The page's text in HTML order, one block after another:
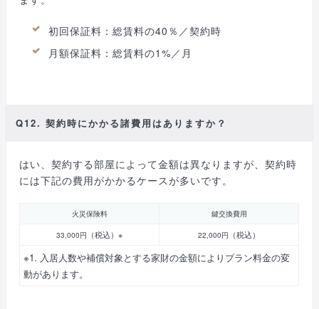
初回保証料：総賃料の40％／契約時
月額保証料：総賃料の1%／月
Q12. 契約時にかかる諸費用はありますか？
はい、契約する部屋によって金額は異なりますが、契約時
には下記の費用がかかるケースが多いです。
火災保険料 鍵交換費用
33,000円 （税込）※ 22,000円 （税込）
※1. 入居人数や補償対象とする家財の金額によりプラン料金の変
動があります。